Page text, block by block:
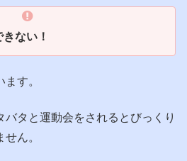
ない！
す。
タと運動会をされるとびっくり
ん。